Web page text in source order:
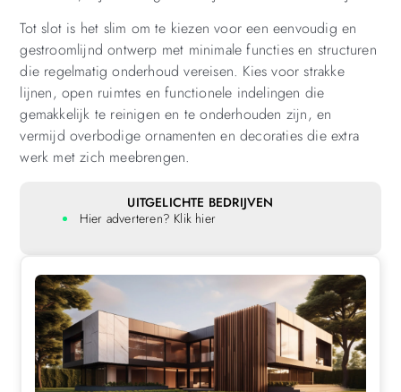
Tot slot is het slim om te kiezen voor een eenvoudig en
gestroomlijnd ontwerp met minimale functies en structuren
die regelmatig onderhoud vereisen. Kies voor strakke
lijnen, open ruimtes en functionele indelingen die
gemakkelijk te reinigen en te onderhouden zijn, en
vermijd overbodige ornamenten en decoraties die extra
werk met zich meebrengen.
UITGELICHTE BEDRIJVEN
Hier adverteren? Klik hier